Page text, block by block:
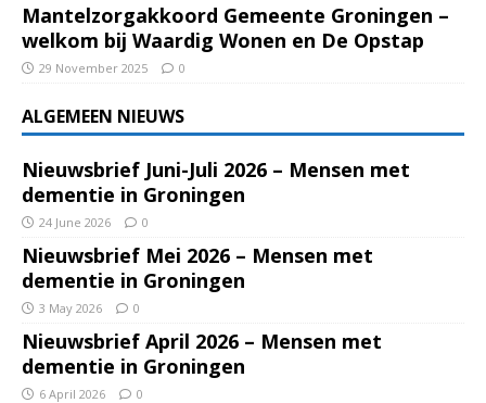
Mantelzorgakkoord Gemeente Groningen –
welkom bij Waardig Wonen en De Opstap
29 November 2025 0
ALGEMEEN NIEUWS
Nieuwsbrief Juni-Juli 2026 – Mensen met
dementie in Groningen
24 June 2026 0
Nieuwsbrief Mei 2026 – Mensen met
dementie in Groningen
3 May 2026 0
Nieuwsbrief April 2026 – Mensen met
dementie in Groningen
6 April 2026 0